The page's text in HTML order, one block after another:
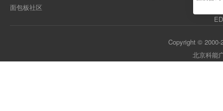
面包板社区
Copyright © 2000-
北京科能